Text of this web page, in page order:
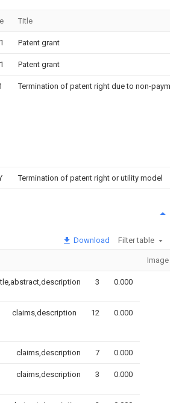
Title
Patent grant
Patent grant
Termination of patent right due to non-
Termination of patent right or utility model
Download Filter table
Image
3 0.000
claims,description 12 0.000
claims,description 7 0.000
claims,description 3 0.000